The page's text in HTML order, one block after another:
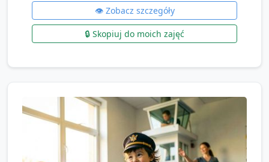
👁️ Zobacz szczegóły
🔒 Skopiuj do moich zajęć